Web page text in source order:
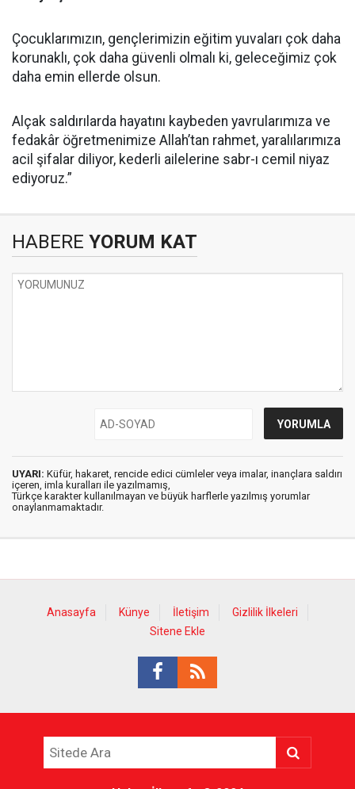
Çocuklarımızın, gençlerimizin eğitim yuvaları çok daha
korunaklı, çok daha güvenli olmalı ki, geleceğimiz çok
daha emin ellerde olsun.
Alçak saldırılarda hayatını kaybeden yavrularımıza ve
fedakâr öğretmenimize Allah’tan rahmet, yaralılarımıza
acil şifalar diliyor, kederli ailelerine sabr-ı cemil niyaz
ediyoruz.”
HABERE YORUM KAT
UYARI: Küfür, hakaret, rencide edici cümleler veya imalar, inançlara saldırı
içeren, imla kuralları ile yazılmamış,
Türkçe karakter kullanılmayan ve büyük harflerle yazılmış yorumlar
onaylanmamaktadır.
Anasayfa Künye İletişim
Gizlilik İlkeleri
Sitene Ekle